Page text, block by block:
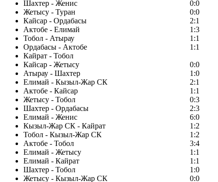
Шахтер - Женис
0:0
Жетысу - Туран
0:0
Кайсар - Ордабасы
2:1
Актобе - Елимай
1:3
Тобол - Атырау
1:1
Ордабасы - Актобе
1:1
Кайрат - Тобол
Кайсар - Жетысу
0:0
Атырау - Шахтер
1:0
Елимай - Кызыл-Жар СК
2:1
Актобе - Кайсар
1:1
Жетысу - Тобол
0:3
Шахтер - Ордабасы
2:3
Елимай - Женис
6:0
Кызыл-Жар СК - Кайрат
1:2
Тобол - Кызыл-Жар СК
1:2
Актобе - Тобол
3:4
Елимай - Жетысу
1:1
Елимай - Кайрат
1:1
Шахтер - Тобол
1:0
Жетысу - Кызыл-Жар СК
0:0